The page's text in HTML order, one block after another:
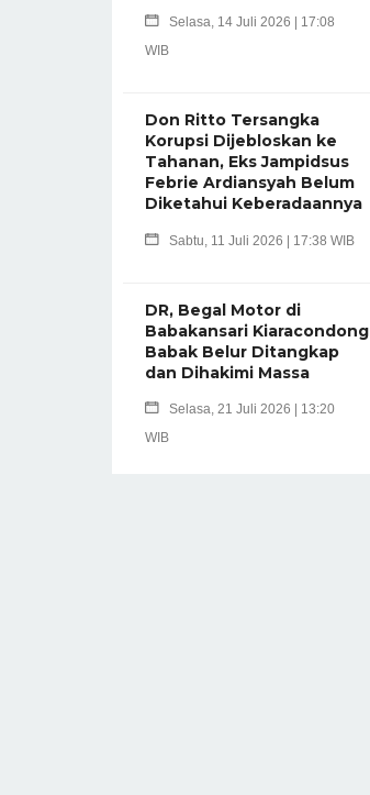
Selasa, 14 Juli 2026 | 17:08
WIB
Don Ritto Tersangka
Korupsi Dijebloskan ke
Tahanan, Eks Jampidsus
Febrie Ardiansyah Belum
Diketahui Keberadaannya
Sabtu, 11 Juli 2026 | 17:38 WIB
DR, Begal Motor di
Babakansari Kiaracondong
Babak Belur Ditangkap
dan Dihakimi Massa
Selasa, 21 Juli 2026 | 13:20
WIB